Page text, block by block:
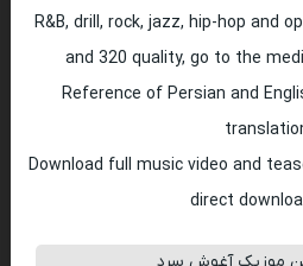
R&B, drill, rock, jazz, hip-hop and
and 320 quality, go to the
Reference of Persian and
Download full music video and
direct
موزیک آغوش سرد